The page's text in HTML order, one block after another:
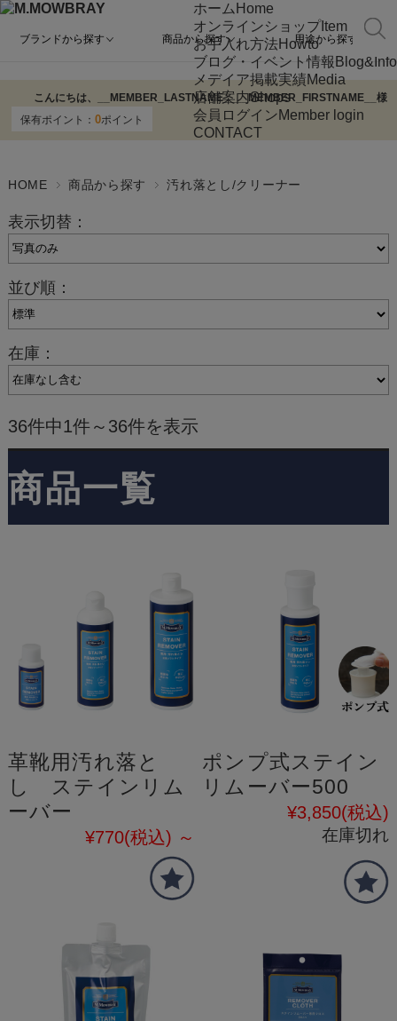
ホーム Home
オンラインショップItem
お手入れ方法Howto
ブログ・イベント情報 Blog&Info
メデイア掲載実績Media
店舗案内Shops
会員ログインMember login
CONTACT
ブランドから探す 商品から探す 用途から探す
こんにちは、 __MEMBER_LASTNAME__ __MEMBER_FIRSTNAME__ 様
保有ポイント：0ポイント
HOME 商品から探す 汚れ落とし/クリーナー
表示切替：
並び順：
在庫：
36件中1件～36件を表示
商品一覧
革靴用汚れ落と
し ステインリム
ーバー
¥770(税込) ～
ポンプ式ステイン
リムーバー500
¥3,850(税込)
在庫切れ